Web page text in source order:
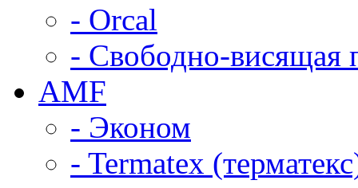
- Orcal
- Свободно-висящая
AMF
- Эконом
- Termatex